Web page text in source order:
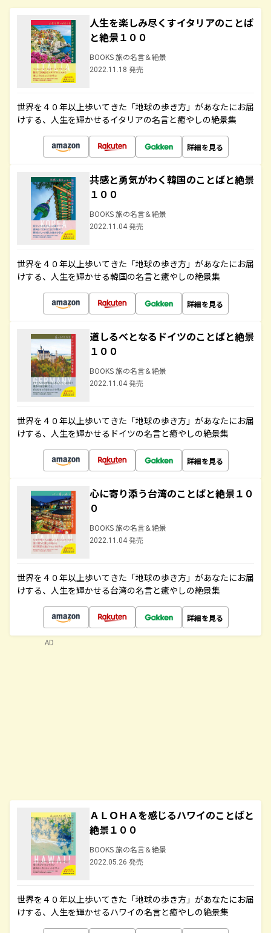
人生を楽しみ尽くすイタリアのことば
と絶景１００
BOOKS 旅の名言＆絶景
2022.11.18 発売
世界を４０年以上歩いてきた「地球の歩き方」があなたにお届
けする、人生を輝かせるイタリアの名言と癒やしの絶景集
詳細を見る
共感と勇気がわく韓国のことばと絶景
１００
BOOKS 旅の名言＆絶景
2022.11.04 発売
世界を４０年以上歩いてきた「地球の歩き方」があなたにお届
けする、人生を輝かせる韓国の名言と癒やしの絶景集
詳細を見る
道しるべとなるドイツのことばと絶景
１００
BOOKS 旅の名言＆絶景
2022.11.04 発売
世界を４０年以上歩いてきた「地球の歩き方」があなたにお届
けする、人生を輝かせるドイツの名言と癒やしの絶景集
詳細を見る
心に寄り添う台湾のことばと絶景１０
０
BOOKS 旅の名言＆絶景
2022.11.04 発売
世界を４０年以上歩いてきた「地球の歩き方」があなたにお届
けする、人生を輝かせる台湾の名言と癒やしの絶景集
詳細を見る
ＡＬＯＨＡを感じるハワイのことばと
絶景１００
BOOKS 旅の名言＆絶景
2022.05.26 発売
世界を４０年以上歩いてきた「地球の歩き方」があなたにお届
けする、人生を輝かせるハワイの名言と癒やしの絶景集
AD